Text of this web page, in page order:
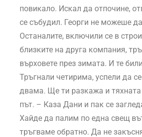
повикало. Искал да отпочине,
се събудил. Георги не можеше
Останалите, включили се в
близките на друга компания,
върховете през зимата. И те
Тръгнали четирима, успели да
двама. Ще ти разкажа и тяхната
път. – Каза Дани и пак се
Хайде да палим по една свещ
тръгваме обратно. Да не